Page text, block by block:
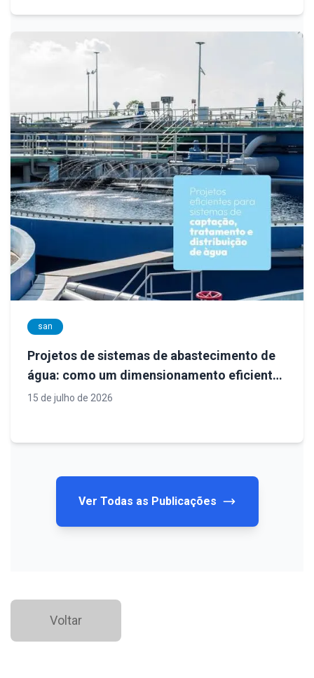
san
Projetos de sistemas de abastecimento de
água: como um dimensionamento eficiente
garante segurança, economia e
15 de julho de 2026
Ver Todas as Publicações
Voltar